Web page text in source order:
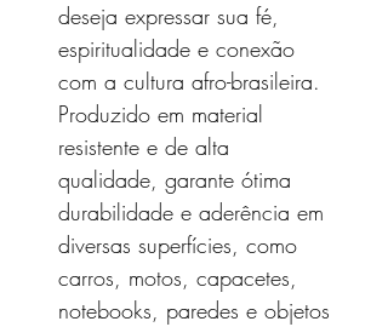
deseja expressar sua fé,
espiritualidade e conexão
com a cultura afro-brasileira.
Produzido em material
resistente e de alta
qualidade, garante ótima
durabilidade e aderência em
diversas superfícies, como
carros, motos, capacetes,
notebooks, paredes e objetos